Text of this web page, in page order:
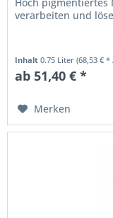
verarbeiten und
Inhalt0.75 Liter(68,53 €
ab 51,40 € *
Merken